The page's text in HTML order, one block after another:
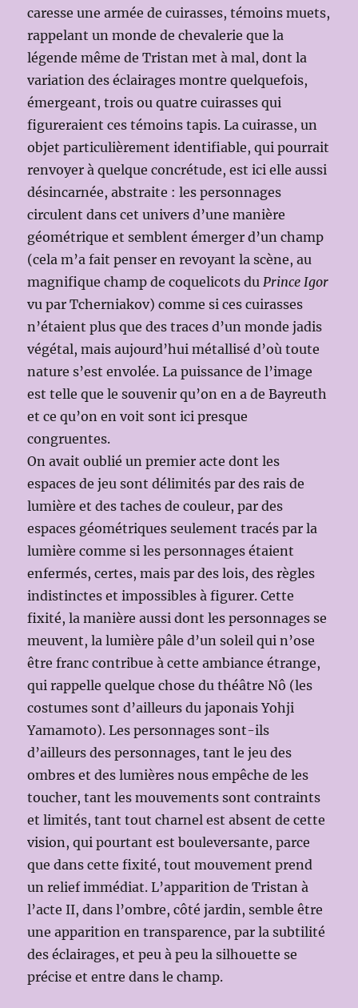
caresse une armée de cuirasses, témoins muets,
rappelant un monde de chevalerie que la
légende même de Tristan met à mal, dont la
variation des éclairages montre quelquefois,
émergeant, trois ou quatre cuirasses qui
figureraient ces témoins tapis. La cuirasse, un
objet particulièrement identifiable, qui pourrait
renvoyer à quelque concrétude, est ici elle aussi
désincarnée, abstraite : les personnages
circulent dans cet univers d’une manière
géométrique et semblent émerger d’un champ
(cela m’a fait penser en revoyant la scène, au
magnifique champ de coquelicots duPrince Igor
vu par Tcherniakov) comme si ces cuirasses
n’étaient plus que des traces d’un monde jadis
végétal, mais aujourd’hui métallisé d’où toute
nature s’est envolée. La puissance de l’image
est telle que le souvenir qu’on en a de Bayreuth
et ce qu’on en voit sont ici presque
congruentes.
On avait oublié un premier acte dont les
espaces de jeu sont délimités par des rais de
lumière et des taches de couleur, par des
espaces géométriques seulement tracés par la
lumière comme si les personnages étaient
enfermés, certes, mais par des lois, des règles
indistinctes et impossibles à figurer. Cette
fixité, la manière aussi dont les personnages se
meuvent, la lumière pâle d’un soleil qui n’ose
être franc contribue à cette ambiance étrange,
qui rappelle quelque chose du théâtre Nô (les
costumes sont d’ailleurs du japonais Yohji
Yamamoto). Les personnages sont-ils
d’ailleurs des personnages, tant le jeu des
ombres et des lumières nous empêche de les
toucher, tant les mouvements sont contraints
et limités, tant tout charnel est absent de cette
vision, qui pourtant est bouleversante, parce
que dans cette fixité, tout mouvement prend
un relief immédiat. L’apparition de Tristan à
l’acte II, dans l’ombre, côté jardin, semble être
une apparition en transparence, par la subtilité
des éclairages, et peu à peu la silhouette se
précise et entre dans le champ.